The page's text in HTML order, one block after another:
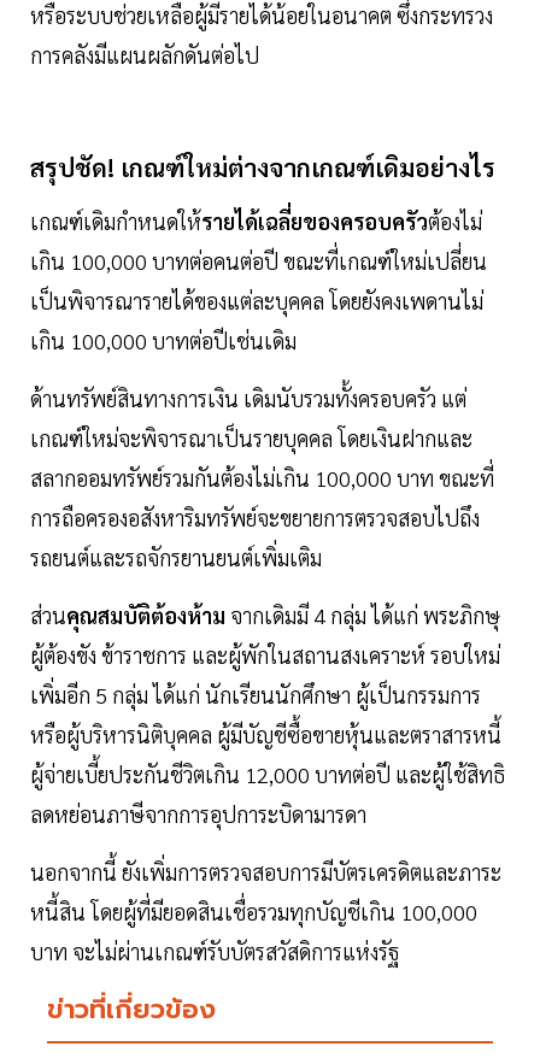
หรือระบบช่วยเหลือผู้มีรายได้น้อยในอนาคต ซึ่งกระทรวง
การคลังมีแผนผลักดันต่อไป
สรุปชัด! เกณฑ์ใหม่ต่างจากเกณฑ์เดิมอย่างไร
เกณฑ์เดิมกำหนดให้รายได้เฉลี่ยของครอบครัวต้องไม่
เกิน 100,000 บาทต่อคนต่อปี ขณะที่เกณฑ์ใหม่เปลี่ยน
เป็นพิจารณารายได้ของแต่ละบุคคล โดยยังคงเพดานไม่
เกิน 100,000 บาทต่อปีเช่นเดิม
ด้านทรัพย์สินทางการเงิน เดิมนับรวมทั้งครอบครัว แต่
เกณฑ์ใหม่จะพิจารณาเป็นรายบุคคล โดยเงินฝากและ
สลากออมทรัพย์รวมกันต้องไม่เกิน 100,000 บาท ขณะที่
การถือครองอสังหาริมทรัพย์จะขยายการตรวจสอบไปถึง
รถยนต์และรถจักรยานยนต์เพิ่มเติม
ส่วนคุณสมบัติต้องห้าม จากเดิมมี 4 กลุ่ม ได้แก่ พระภิกษุ
ผู้ต้องขัง ข้าราชการ และผู้พักในสถานสงเคราะห์ รอบใหม่
เพิ่มอีก 5 กลุ่ม ได้แก่ นักเรียนนักศึกษา ผู้เป็นกรรมการ
หรือผู้บริหารนิติบุคคล ผู้มีบัญชีซื้อขายหุ้นและตราสารหนี้
ผู้จ่ายเบี้ยประกันชีวิตเกิน 12,000 บาทต่อปี และผู้ใช้สิทธิ
ลดหย่อนภาษีจากการอุปการะบิดามารดา
นอกจากนี้ ยังเพิ่มการตรวจสอบการมีบัตรเครดิตและภาระ
หนี้สิน โดยผู้ที่มียอดสินเชื่อรวมทุกบัญชีเกิน 100,000
บาท จะไม่ผ่านเกณฑ์รับบัตรสวัสดิการแห่งรัฐ
ข่าวที่เกี่ยวข้อง